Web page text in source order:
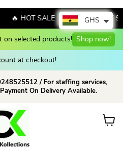
🔥 HOT SALE 🔥 HOT
on selected products! Shop now!
at checkout!
/ For staffing services,
On Delivery Available.
Ver
GHS